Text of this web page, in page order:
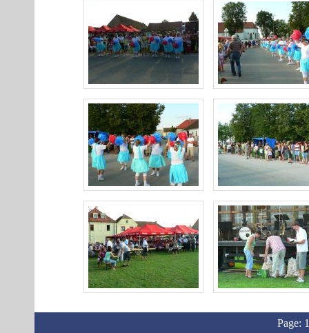
Page: 1